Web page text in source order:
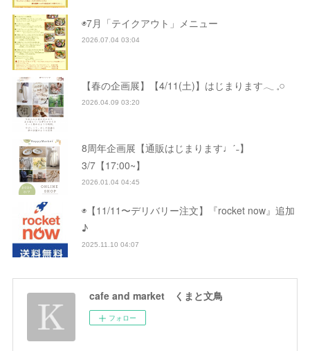
◉7月「テイクアウト」メニュー
2026.07.04 03:04
【春の企画展】【4/11(土)】はじまります𓂃 𓈒𓏸
2026.04.09 03:20
8周年企画展【通販はじまります♩ˊ˗】
3/7【17:00~】
2026.01.04 04:45
◉【11/11〜デリバリー注文】『rocket now』追加
♪
2025.11.10 04:07
cafe and market くまと文鳥
フォロー